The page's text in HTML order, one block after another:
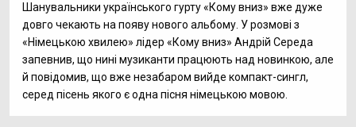
Шанувальники українського гурту «Кому вниз» вже дуже
довго чекають на появу нового альбому. У розмові з
«Німецькою хвилею» лідер «Кому вниз» Андрій Середа
запевнив, що нині музиканти працюють над новинкою, але
й повідомив, що вже незабаром вийде компакт-сингл,
серед пісень якого є одна пісня німецькою мовою.